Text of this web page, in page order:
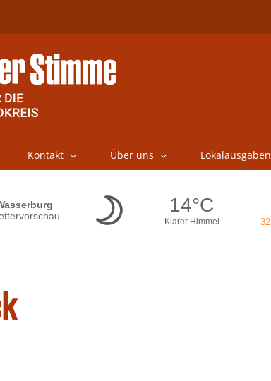
Kontakt Über uns Lokalausgaben